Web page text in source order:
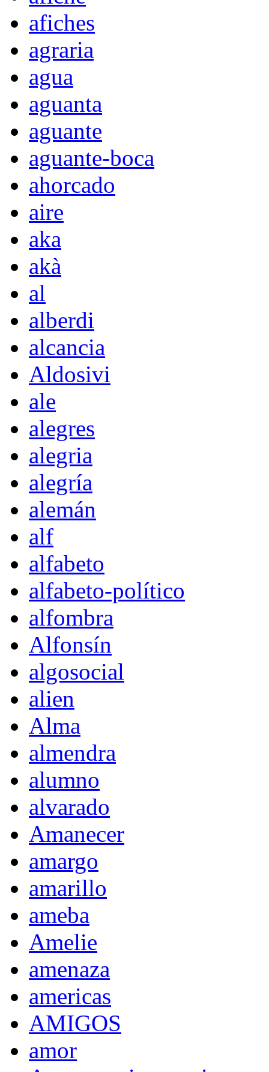
afiches
agraria
agua
aguanta
aguante
aguante-boca
ahorcado
aire
aka
akà
al
alberdi
alcancia
Aldosivi
ale
alegres
alegria
alegría
alemán
alf
alfabeto
alfabeto-político
alfombra
Alfonsín
algosocial
alien
Alma
almendra
alumno
alvarado
Amanecer
amargo
amarillo
ameba
Amelie
amenaza
americas
AMIGOS
amor